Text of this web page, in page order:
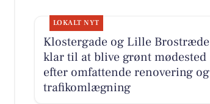
LOKALT NYT
Klostergade og Lille Brostræde
klar til at blive grønt mødested
efter omfattende renovering og
trafikomlægning